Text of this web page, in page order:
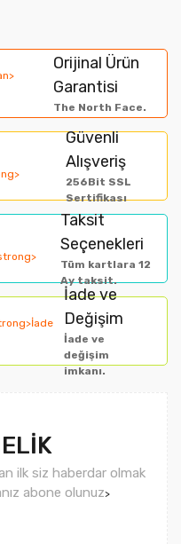
Orijinal Ürün
Garantisi
The North Face.
Güvenli
Alışveriş
256Bit SSL
Sertifikası
Taksit
Seçenekleri
Tüm kartlara 12
Ay taksit.
İade ve
Değişim
İade ve
değişim
imkanı.
ilk siz haberdar olmak
abone olunuz>